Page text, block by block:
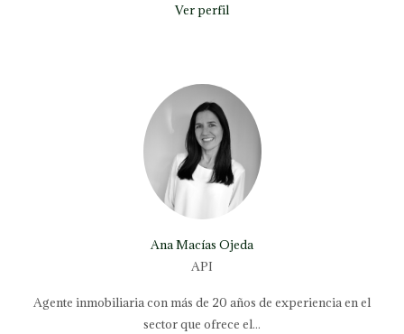
Ver perfil
Ana Macías Ojeda
API
Agente inmobiliaria con más de 20 años de experiencia en el
sector que ofrece el...